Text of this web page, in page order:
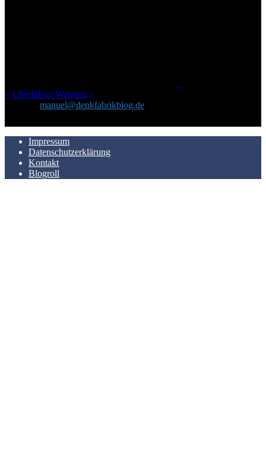
< UberBlogr Webring >
manuel@denkfabrikblog.de
Impressum
Datenschutzerklärung
Kontakt
Blogroll